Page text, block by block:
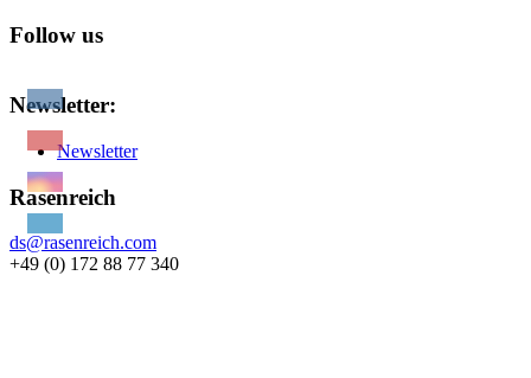
Follow us
Newsletter:
Newsletter
Rasenreich
ds@rasenreich.com
+49 (0) 172 88 77 340